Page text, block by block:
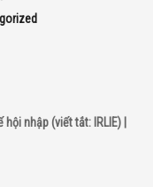
nhập (viết tắt: IRLIE) |